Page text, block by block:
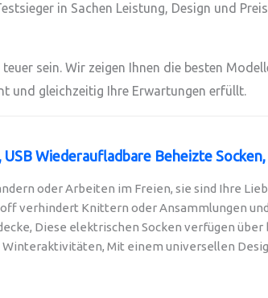
in Sachen Leistung, Design und
sein. Wir zeigen Ihnen die besten
und gleichzeitig Ihre Erwartungen erfüllt.
USB Wiederaufladbare Beheizte
oder Arbeiten im Freien, sie sind Ihre
verhindert Knittern oder Ansammlungen
Diese elektrischen Socken verfügen
Mit einem universellen